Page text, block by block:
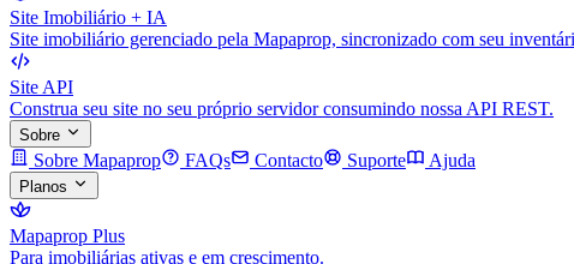
Site Imobiliário + IA
Site imobiliário gerenciado pela Mapaprop, sincronizado com seu
Site API
Construa seu site no seu próprio servidor consumindo nossa API REST.
Sobre
Sobre Mapaprop FAQs Contacto Suporte Ajuda
Planos
Mapaprop Plus
Para imobiliárias ativas e em crescimento.